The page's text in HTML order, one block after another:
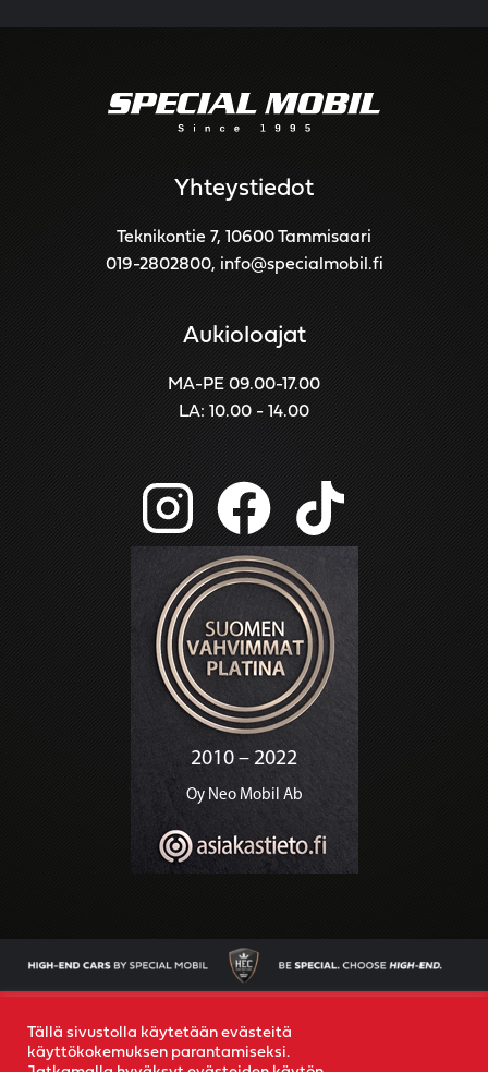
Yhteystiedot
Teknikontie 7, 10600 Tammisaari
019-2802800, info@specialmobil.fi
Aukioloajat
MA-PE 09.00-17.00
LA: 10.00 - 14.00
AJONEUVOT OSTAMME AUTOSI
Tällä sivustolla käytetään evästeitä
käyttökokemuksen parantamiseksi.